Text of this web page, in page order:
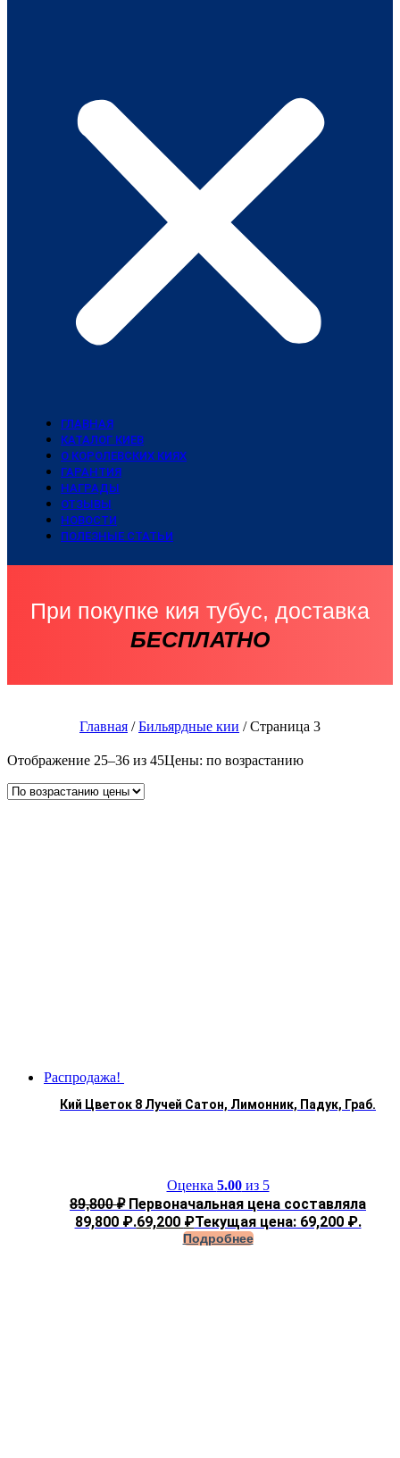
ГЛАВНАЯ
КАТАЛОГ КИЕВ
О КОРОЛЕВСКИХ КИЯХ
ГАРАНТИЯ
НАГРАДЫ
ОТЗЫВЫ
НОВОСТИ
ПОЛЕЗНЫЕ СТАТЬИ
При покупке кия тубус, доставка
БЕСПЛАТНО
Главная /Бильярдные кии / Страница 3
Отображение 25–36 из 45Цены: по возрастанию
Распродажа!
Кий Цветок 8 Лучей Сатон, Лимонник, Падук, Граб.
Оценка 5.00из 5
89,800₽ Первоначальная цена составляла
89,800 ₽.69,200 ₽Текущая цена: 69,200 ₽.
Подробнее